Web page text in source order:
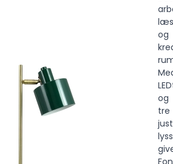
og
og
tre